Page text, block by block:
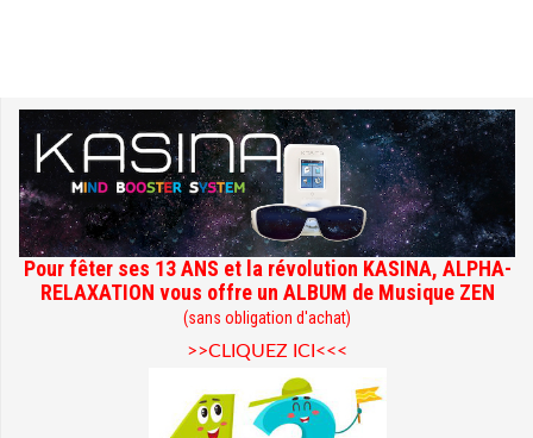
Pour fêter ses 13 ANS et la révolution KASINA, ALPHA-
RELAXATION vous offre un ALBUM de Musique ZEN
(sans obligation d'achat)
>>CLIQUEZ ICI<<<